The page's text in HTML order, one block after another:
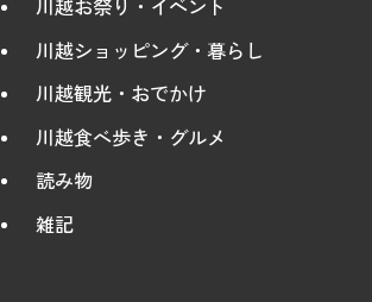
川越お祭り・イベント
川越ショッピング・暮らし
川越観光・おでかけ
川越食べ歩き・グルメ
読み物
雑記